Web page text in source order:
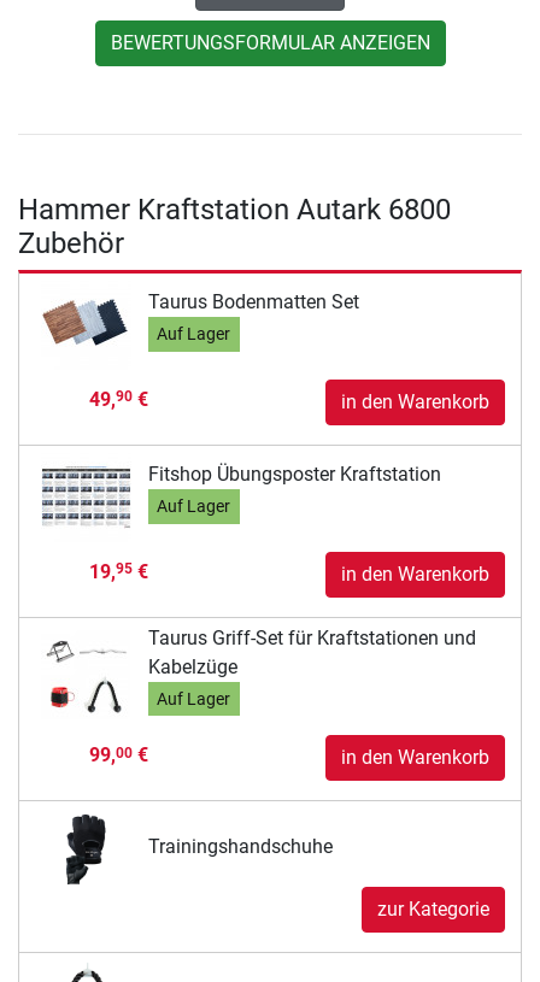
BEWERTUNGSFORMULAR ANZEIGEN
Hammer Kraftstation Autark 6800
Zubehör
Taurus Bodenmatten Set
Auf Lager
49,90€ in den Warenkorb
Fitshop Übungsposter Kraftstation
Auf Lager
19,95€ in den Warenkorb
Taurus Griff-Set für Kraftstationen und
Kabelzüge
Auf Lager
99,00€ in den Warenkorb
Trainingshandschuhe
zur Kategorie